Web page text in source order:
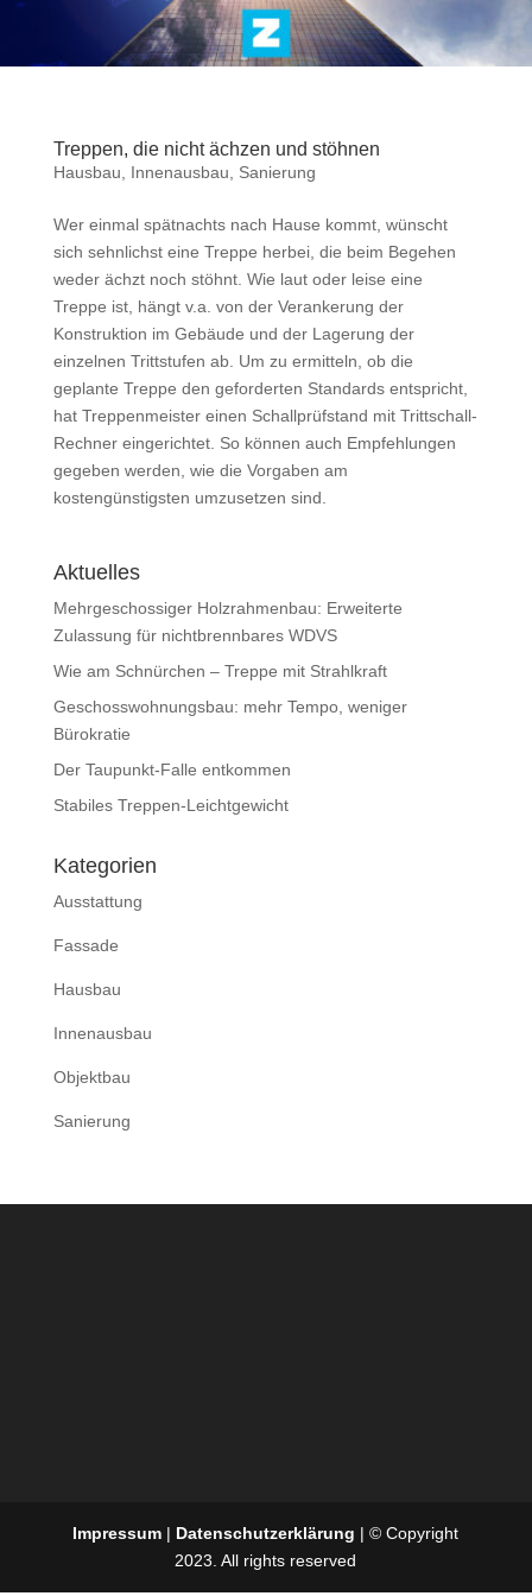
Treppen, die nicht ächzen und stöhnen
Hausbau, Innenausbau, Sanierung
Wer einmal spätnachts nach Hause kommt, wünscht
sich sehnlichst eine Treppe herbei, die beim Begehen
weder ächzt noch stöhnt. Wie laut oder leise eine
Treppe ist, hängt v.a. von der Verankerung der
Konstruktion im Gebäude und der Lagerung der
einzelnen Trittstufen ab. Um zu ermitteln, ob die
geplante Treppe den geforderten Standards entspricht,
hat Treppenmeister einen Schallprüfstand mit Trittschall-
Rechner eingerichtet. So können auch Empfehlungen
gegeben werden, wie die Vorgaben am
kostengünstigsten umzusetzen sind.
Aktuelles
Mehrgeschossiger Holzrahmenbau: Erweiterte
Zulassung für nichtbrennbares WDVS
Wie am Schnürchen – Treppe mit Strahlkraft
Geschosswohnungsbau: mehr Tempo, weniger
Bürokratie
Der Taupunkt-Falle entkommen
Stabiles Treppen-Leichtgewicht
Kategorien
Ausstattung
Fassade
Hausbau
Innenausbau
Objektbau
Sanierung
Impressum | Datenschutzerklärung | © Copyright
2023. All rights reserved